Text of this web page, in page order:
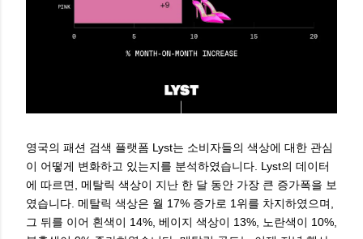
영국의 패션 검색 플랫폼 Lyst는 소비자들의 색상에 대한 관심
이 어떻게 변화하고 있는지를 분석하였습니다. Lyst의 데이터
에 따르면, 메탈릭 색상이 지난 한 달 동안 가장 큰 증가폭을 보
였습니다. 메탈릭 색상은 월 17% 증가로 1위를 차지하였으며,
그 뒤를 이어 흰색이 14%, 베이지 색상이 13%, 노란색이 10%,